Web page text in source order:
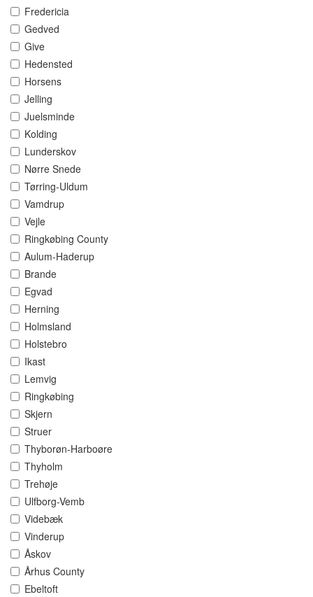
Fredericia
Gedved
Give
Hedensted
Horsens
Jelling
Juelsminde
Kolding
Lunderskov
Nørre Snede
Tørring-Uldum
Vamdrup
Vejle
Ringkøbing County
Aulum-Haderup
Brande
Egvad
Herning
Holmsland
Holstebro
Ikast
Lemvig
Ringkøbing
Skjern
Struer
Thyborøn-Harboøre
Thyholm
Trehøje
Ulfborg-Vemb
Videbæk
Vinderup
Åskov
Århus County
Ebeltoft